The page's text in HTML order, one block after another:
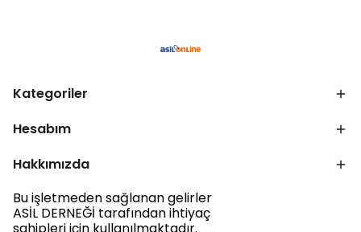
Kategoriler
Hesabım
Hakkımızda
Bu işletmeden sağlanan gelirler
ASİL DERNEĞİ tarafından ihtiyaç